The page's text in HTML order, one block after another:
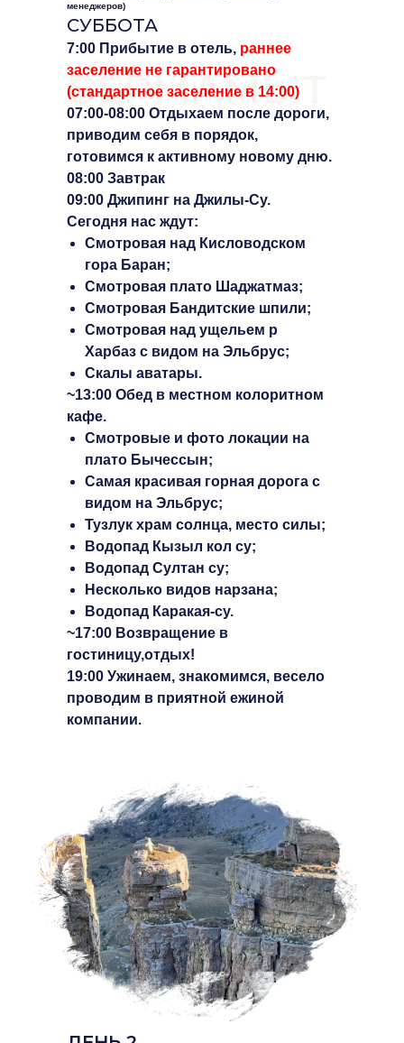
БЕРМАМЫТ
менеджеров)
СУББОТА
7:00 Прибытие в отель, раннее
заселение не гарантировано
(стандартное заселение в 14:00)
‌07:00-08:00 Отдыхаем после дороги,
приводим себя в порядок,
готовимся к активному новому дню.
‌08:00 Завтрак
09:00 Джипинг на Джилы-Су.
Сегодня нас ждут:
Смотровая над Кисловодском
гора Баран;
Смотровая плато Шаджатмаз;
Смотровая Бандитские шпили;
Смотровая над ущельем р
Харбаз с видом на Эльбрус;
Скалы аватары.
~13:00 Обед в местном колоритном
кафе.
Смотровые и фото локации на
плато Бычессын;
Самая красивая горная дорога с
видом на Эльбрус;
Тузлук храм солнца, место силы;
Водопад Кызыл кол су;
Водопад Султан су;
Несколько видов нарзана;
Водопад Каракая-су.
~17:00 Возвращение в
гостиницу,отдых!
19:00 Ужинаем, знакомимся, весело
проводим в приятной ежиной
компании.